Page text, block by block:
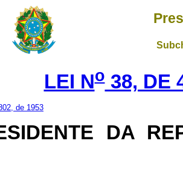
LEI No38, DE
de 1953
DA